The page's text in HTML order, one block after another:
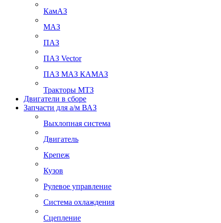
КамАЗ
МАЗ
ПАЗ
ПАЗ Vector
ПАЗ МАЗ КАМАЗ
Тракторы МТЗ
Двигатели в сборе
Запчасти для а/м ВАЗ
Выхлопная система
Двигатель
Крепеж
Кузов
Рулевое управление
Система охлаждения
Сцепление